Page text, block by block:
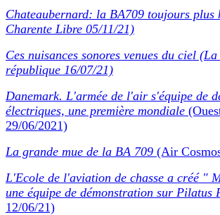
Chateaubernard: la BA709 toujours plus
Charente Libre 05/11/21)
Ces nuisances sonores venues du ciel
république 16/07/21)
Danemark. L'armée de l'air s'équipe de
électriques, une première mondiale
29/06/2021)
La grande mue de la BA 709 (Air
L'Ecole de l'aviation de chasse a créé "
une équipe de démonstration sur Pilatus
12/06/21)